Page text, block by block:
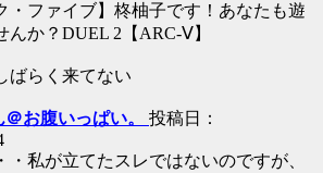
・ファイブ】柊柚子です！あなたも遊
んか？DUEL 2【ARC-Ⅴ】
ばらく来てない
お腹いっぱい。 投稿日：
・私が立てたスレではないのですが、